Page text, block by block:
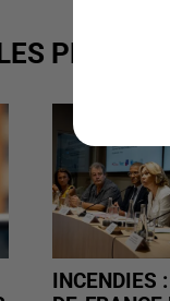
PLUS VUS
INCENDIES